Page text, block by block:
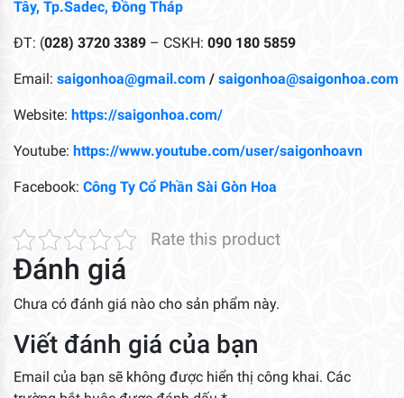
Tây, Tp.Sadec, Đồng Tháp
ĐT: (028) 3720 3389 – CSKH: 090 180 5859
Email: saigonhoa@gmail.com / saigonhoa@saigonhoa.com
Website: https://saigonhoa.com/
Youtube: https://www.youtube.com/user/saigonhoavn
Facebook: Công Ty Cổ Phần Sài Gòn Hoa
Rate this product
Đánh giá
Chưa có đánh giá nào cho sản phẩm này.
Viết đánh giá của bạn
Email của bạn sẽ không được hiển thị công khai. Các